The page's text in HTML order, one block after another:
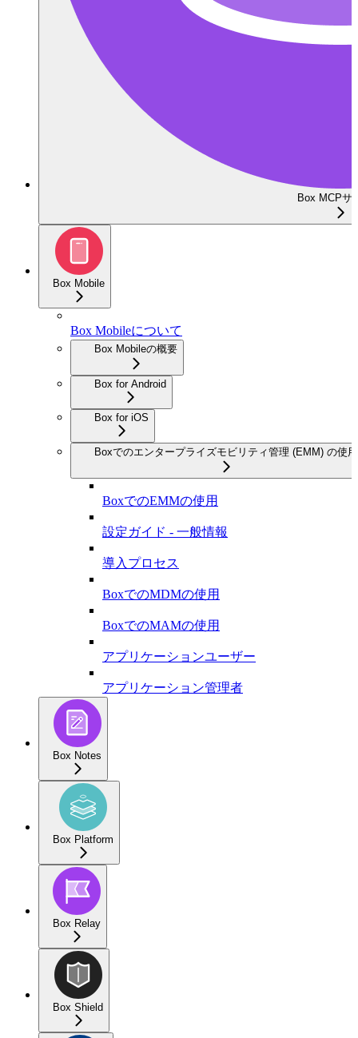
Box MCPサ
Box Mobile
Box Mobileについて
Box Mobileの概要
Box for Android
Box for iOS
Boxでのエンタープライズモビリティ管理 (EMM) の使用
BoxでのEMMの使用
設定ガイド - 一般情報
導入プロセス
BoxでのMDMの使用
BoxでのMAMの使用
アプリケーションユーザー
アプリケーション管理者
Box Notes
Box Platform
Box Relay
Box Shield